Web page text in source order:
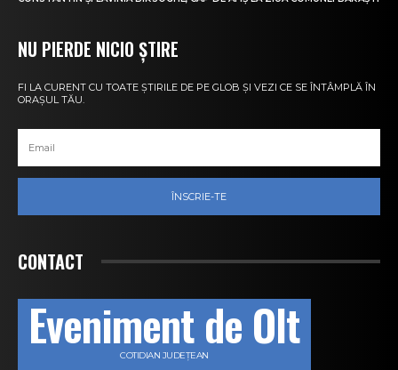
NU PIERDE NICIO ȘTIRE
FI LA CURENT CU TOATE ȘTIRILE DE PE GLOB ȘI VEZI CE SE ÎNTÂMPLĂ ÎN
ORAȘUL TĂU.
ÎNSCRIE-TE
CONTACT
Eveniment de Olt
COTIDIAN JUDEȚEAN